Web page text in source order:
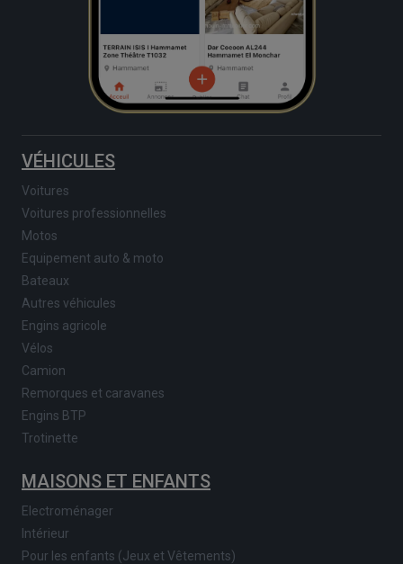
VÉHICULES
Voitures
Voitures professionnelles
Motos
Equipement auto & moto
Bateaux
Autres véhicules
Engins agricole
Vélos
Camion
Remorques et caravanes
Engins BTP
Trotinette
MAISONS ET ENFANTS
Electroménager
Intérieur
Pour les enfants (Jeux et Vêtements)